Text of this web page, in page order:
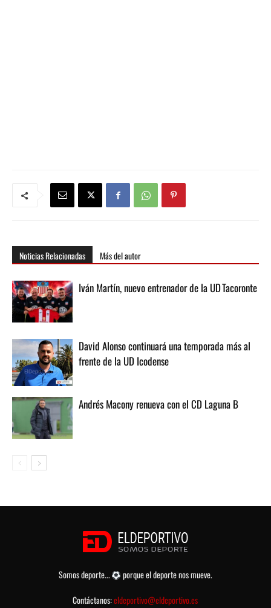
Noticias Relacionadas Más del autor
Iván Martín, nuevo entrenador de la UD Tacoronte
David Alonso continuará una temporada más al
frente de la UD Icodense
Andrés Macony renueva con el CD Laguna B
Somos deporte...
porque el deporte nos mueve.
Contáctanos:eldeportivo@eldeportivo.es